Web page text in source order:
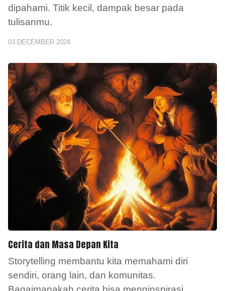
dipahami. Titik kecil, dampak besar pada
tulisanmu.
03 DECEMBER 2024
Cerita dan Masa Depan Kita
Storytelling membantu kita memahami diri
sendiri, orang lain, dan komunitas.